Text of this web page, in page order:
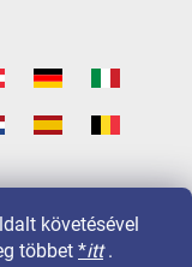
követésével
többet *itt.